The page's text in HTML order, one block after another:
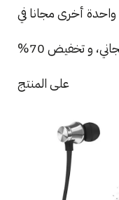
أخرى مجانا في
عروض الـ 11.11 من الموقع، شحن مجاني، و تخفيض 70%
على المنتج